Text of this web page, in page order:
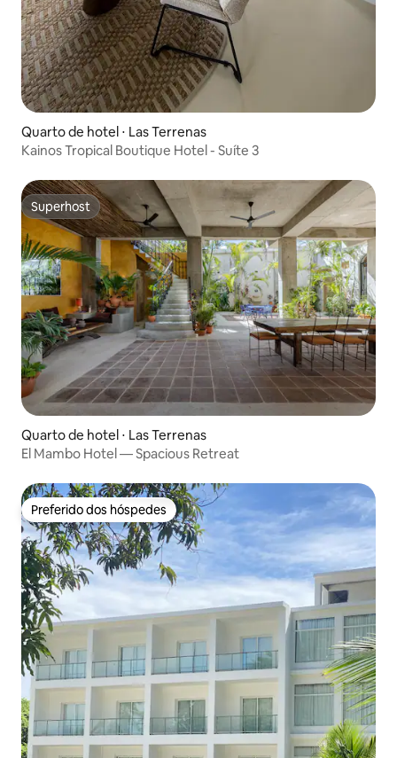
Quarto de hotel ⋅ Las Terrenas
Kainos Tropical Boutique Hotel - Suíte 3
Superhost
Superhost
Quarto de hotel ⋅ Las Terrenas
El Mambo Hotel — Spacious Retreat
Preferido dos hóspedes
Preferido dos hóspedes